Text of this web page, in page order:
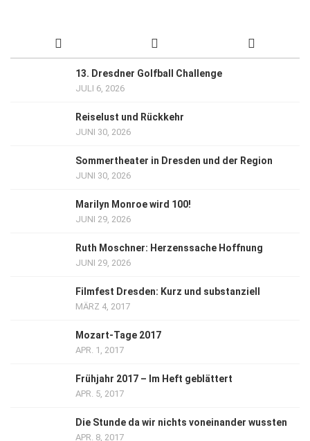
13. Dresdner Golfball Challenge
JULI 6, 2026
Reiselust und Rückkehr
JUNI 30, 2026
Sommertheater in Dresden und der Region
JUNI 30, 2026
Marilyn Monroe wird 100!
JUNI 29, 2026
Ruth Moschner: Herzenssache Hoffnung
JUNI 29, 2026
Filmfest Dresden: Kurz und substanziell
MÄRZ 4, 2017
Mozart-Tage 2017
APR. 1, 2017
Frühjahr 2017 – Im Heft geblättert
APR. 5, 2017
Die Stunde da wir nichts voneinander wussten
APR. 8, 2017